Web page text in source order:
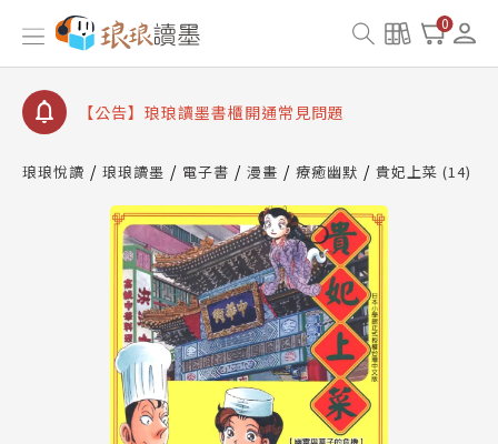
0
【公告】琅琅讀墨數位閱讀資產合併與書櫃開通申請
【公告】琅琅讀墨書櫃開通常見問題
【公告】琅琅讀墨 3 分鐘完成書櫃開通與資產合併申
請圖文教學
查詢
【公告】琅琅讀墨數位閱讀資產合併與書櫃開通申請
琅琅悅讀 琅琅讀墨 電子書 漫畫 療癒幽默 貴妃上菜 (14)